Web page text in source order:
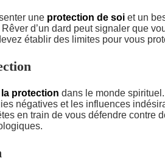
une protection de soi et un
d’un dard peut signaler que
établir des limites pour vous
la protection dans le monde
négatives et les influences
en train de vous défendre contre